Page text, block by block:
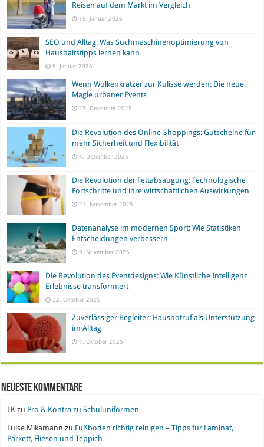
Reisen auf dem Markt im Vergleich
15. Januar 2026
SEO und Alltag: Was Suchmaschinenoptimierung von
Haushaltstipps lernen kann
9. Januar 2026
Wenn Wolkenkratzer zur Kulisse werden: Die neue
Magie urbaner Events
23. Dezember 2025
Die Revolution des Online-Shoppings: Gutscheine für
mehr Sicherheit und Flexibilität
4. Dezember 2025
Die Revolution der Fettabsaugung: Technologische
Fortschritte und ihre wirtschaftlichen Auswirkungen
21. November 2025
Datenanalyse im modernen Sport: Wie Statistiken
Entscheidungen verbessern
9. November 2025
Die Revolution des Eventdesigns: Wie Künstliche Intelligenz
Erlebnisse transformiert
22. Oktober 2025
Zuverlässiger Begleiter: Hausnotruf als Unterstützung
im Alltag
7. Oktober 2025
Neueste Kommentare
LK zu Pro & Kontra zu Schuluniformen
Luise Mikamann zu Fußboden richtig reinigen – Tipps für Laminat,
Parkett, Fliesen und Teppich